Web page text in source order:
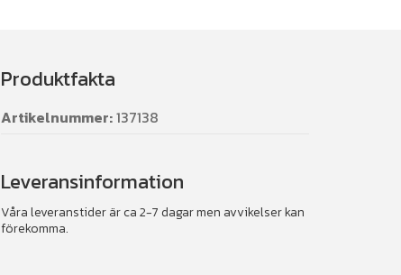
Produktfakta
Artikelnummer:137138
Leveransinformation
Våra leveranstider är ca 2-7 dagar men avvikelser kan
förekomma.